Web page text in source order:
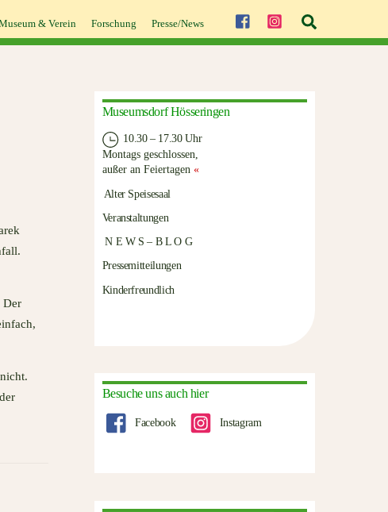
& Verein Forschung Presse/News
Der
Museumsdorf Hösseringen
10.30 – 17.30 Uhr
Montags geschlossen,
außer an Feiertagen «
Alter Speisesaal
Veranstaltungen
N E W S – B L O G
Pressemitteilungen
Kinderfreundlich
Besuche uns auch hier
Facebook Instagram